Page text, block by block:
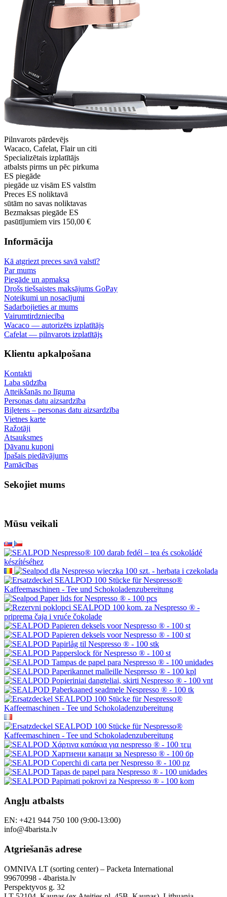
Pilnvarots pārdevējs
Wacaco, Cafelat, Flair un citi
Specializētais izplatītājs
atbalsts pirms un pēc pirkuma
ES piegāde
piegāde uz visām ES valstīm
Preces ES noliktavā
sūtām no savas noliktavas
Bezmaksas piegāde ES
pasūtījumiem virs 150,00 €
Informācija
Kā atgriezt preces savā valstī?
Par mums
Piegāde un apmaksa
Drošs tiešsaistes maksājums GoPay
Noteikumi un nosacījumi
Sadarbojieties ar mums
Vairumtirdzniecība
Wacaco — autorizēts izplatītājs
Cafelat — pilnvarots izplatītājs
Klientu apkalpošana
Kontakti
Laba sūdzība
Atteikšanās no līguma
Personas datu aizsardzība
Biļetens – personas datu aizsardzība
Vietnes karte
Ražotāji
Atsauksmes
Dāvanu kuponi
Īpašais piedāvājums
Pamācības
Sekojiet mums
Mūsu veikali
Angļu atbalsts
EN: +421 944 750 100 (9:00-13:00)
info@4barista.lv
Atgriešanās adrese
OMNIVA LT (sorting center) – Packeta International
99670998 - 4barista.lv
Perspektyvos g. 32